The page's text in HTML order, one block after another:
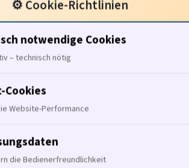
des Marktes an
Anforderungen
⚙️ Cookie-Richtlinien
notwendige Cookies
– technisch nötig
Cookies
Website-Performance
die Bedienerfreundlichkeit